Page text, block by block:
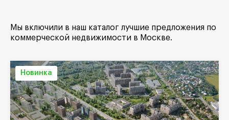
Мы включили в наш каталог лучшие предложения по
коммерческой недвижимости в Москве.
Новинка